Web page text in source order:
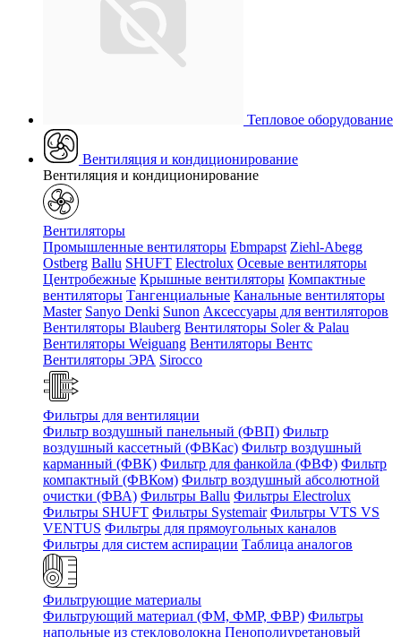
Тепловое оборудование
Вентиляция и кондиционирование
Вентиляция и кондиционирование
Вентиляторы
Промышленные вентиляторы Ebmpapst Ziehl-Abegg
Ostberg Ballu SHUFT Electrolux Осевые вентиляторы
Центробежные Крышные вентиляторы Компактные
вентиляторы Тангенциальные Канальные вентиляторы
Master Sanyo Denki Sunon Аксессуары для вентиляторов
Вентиляторы Blauberg Вентиляторы Soler & Palau
Вентиляторы Weiguang Вентиляторы Вентс
Вентиляторы ЭРА Sirocco
Фильтры для вентиляции
Фильтр воздушный панельный (ФВП) Фильтр
воздушный кассетный (ФВКас) Фильтр воздушный
карманный (ФВК) Фильтр для фанкойла (ФВФ) Фильтр
компактный (ФВКом) Фильтр воздушный абсолютной
очистки (ФВА) Фильтры Ballu Фильтры Electrolux
Фильтры SHUFT Фильтры Systemair Фильтры VTS VS
VENTUS Фильтры для прямоугольных каналов
Фильтры для систем аспирации Таблица аналогов
Фильтрующие материалы
Фильтрующий материал (ФМ, ФМР, ФВР) Фильтры
напольные из стекловолокна Пенополиуретановый